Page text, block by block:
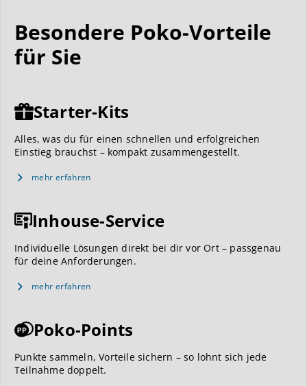
Besondere Poko-Vorteile
für Sie
Starter-Kits
Alles, was du für einen schnellen und erfolgreichen
Einstieg brauchst – kompakt zusammengestellt.
mehr erfahren
Inhouse-Service
Individuelle Lösungen direkt bei dir vor Ort – passgenau
für deine Anforderungen.
mehr erfahren
Poko-Points
Punkte sammeln, Vorteile sichern – so lohnt sich jede
Teilnahme doppelt.